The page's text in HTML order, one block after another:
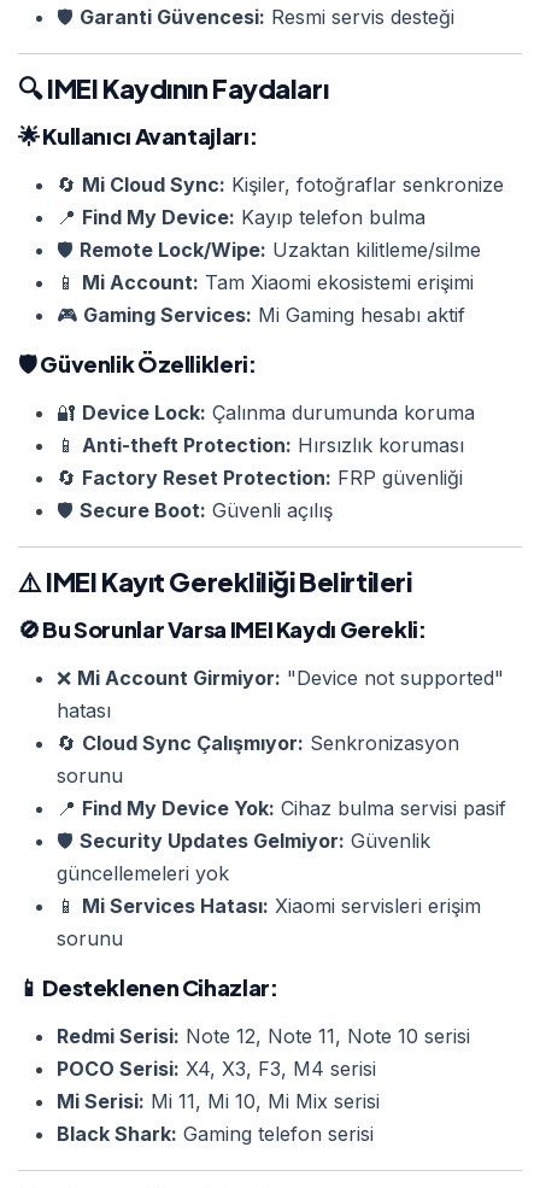
🛡️ Garanti Güvencesi: Resmi servis desteği
🔍 IMEI Kaydının Faydaları
🌟Kullanıcı Avantajları:
🔄 Mi Cloud Sync: Kişiler, fotoğraflar senkronize
📍 Find My Device: Kayıp telefon bulma
🛡️ Remote Lock/Wipe: Uzaktan kilitleme/silme
📱 Mi Account: Tam Xiaomi ekosistemi erişimi
🎮 Gaming Services: Mi Gaming hesabı aktif
🛡️Güvenlik Özellikleri:
🔐 Device Lock: Çalınma durumunda koruma
📱 Anti-theft Protection: Hırsızlık koruması
🔄 Factory Reset Protection: FRP güvenliği
🛡️ Secure Boot: Güvenli açılış
⚠️ IMEI Kayıt Gerekliliği Belirtileri
🚫Bu Sorunlar Varsa IMEI Kaydı Gerekli:
❌ Mi Account Girmiyor: "Device not supported"
hatası
🔄 Cloud Sync Çalışmıyor: Senkronizasyon
sorunu
📍 Find My Device Yok: Cihaz bulma servisi pasif
🛡️ Security Updates Gelmiyor: Güvenlik
güncellemeleri yok
📱 Mi Services Hatası: Xiaomi servisleri erişim
sorunu
📱 Desteklenen Cihazlar:
Redmi Serisi: Note 12, Note 11, Note 10 serisi
POCO Serisi: X4, X3, F3, M4 serisi
Mi Serisi: Mi 11, Mi 10, Mi Mix serisi
Black Shark: Gaming telefon serisi